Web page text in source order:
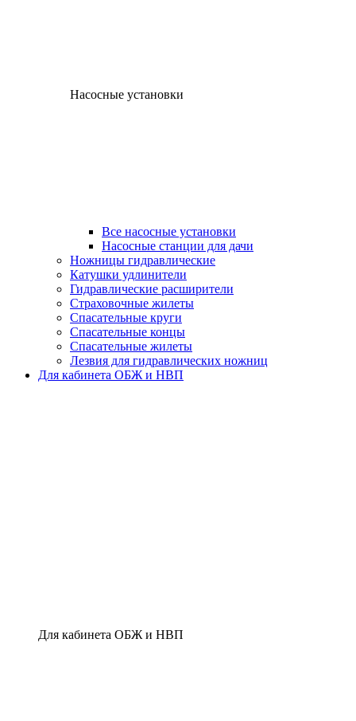
Насосные установки
Все насосные установки
Насосные станции для дачи
Ножницы гидравлические
Катушки удлинители
Гидравлические расширители
Страховочные жилеты
Спасательные круги
Спасательные концы
Спасательные жилеты
Лезвия для гидравлических ножниц
Для кабинета ОБЖ и НВП
Для кабинета ОБЖ и НВП